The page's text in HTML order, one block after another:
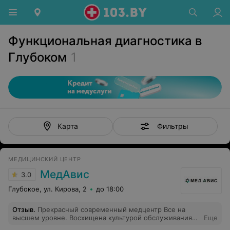
Функциональная диагностика в
Глубоком 1
Карта Фильтры
МЕДИЦИНСКИЙ ЦЕНТР
3.0 МедАвис
Глубокое, ул. Кирова, 2 до 18:00
Отзыв. Прекрасный современный медцентр Все на
высшем уровне. Восхищена культурой обслуживания
Еще